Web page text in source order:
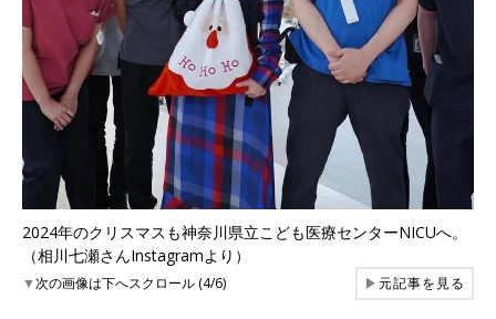
2024年のクリスマスも神奈川県立こども医療センターNICUへ。
（相川七瀬さんInstagramより）
▼次の画像は下へスクロール (4/6) ▶元記事を見る